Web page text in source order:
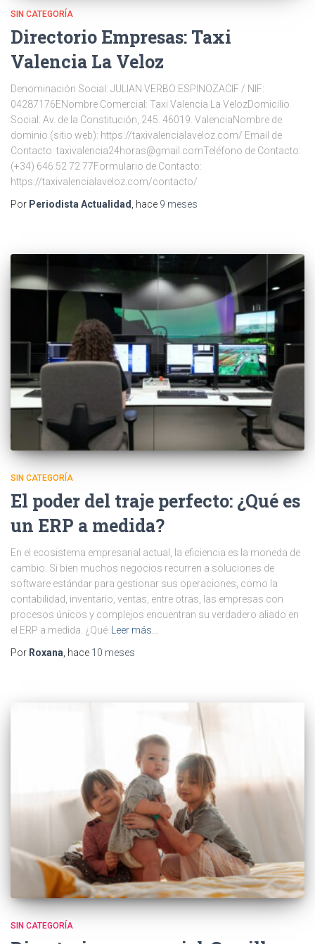
SIN CATEGORÍA
Directorio Empresas: Taxi
Valencia La Veloz
Denominación Social: JULIAN VERBO ESPINOZACIF / NIF:
04287176ENombre Comercial: Taxi Valencia La VelozDomicilio
Social: Av. de la Constitución, 245. 46019. ValenciaNombre de
dominio (sitio web): https://taxivalencialaveloz.com/ Email de
Contacto: taxivalencia24horas@gmail.comTeléfono de Contacto:
(+34) 646 52 72 77Formulario de Contacto:
https://taxivalencialaveloz.com/contacto/
Por Periodista Actualidad , hace 9 meses
SIN CATEGORÍA
El poder del traje perfecto: ¿Qué es
un ERP a medida?
En el ecosistema empresarial actual, la eficiencia es la moneda de
cambio. Si bien muchos negocios recurren a soluciones de
software estándar para gestionar sus operaciones, como la
contabilidad, inventario, ventas, entre otras, las empresas con
procesos únicos y complejos encuentran su verdadero aliado en
el ERP a medida. ¿Qué
Leer más…
Por Roxana , hace 10 meses
SIN CATEGORÍA